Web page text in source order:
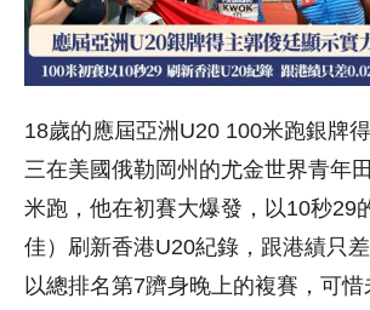
18歲的應屆亞洲U20 100米跑銀牌
三在美國俄勒岡州的尤金世界青年
米跑，他在初賽大爆發，以10秒29
佳）刷新香港U20紀錄，跟港績只
以總排名第7躋身晚上的複賽，可惜